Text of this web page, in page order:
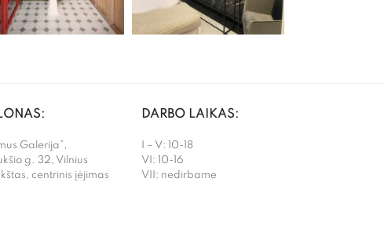
Galerija”,
g. 32, Vilnius
centrinis įėjimas
DARBO LAIKAS:
I – V: 10-18
VI: 10-16
VII: nedirbame